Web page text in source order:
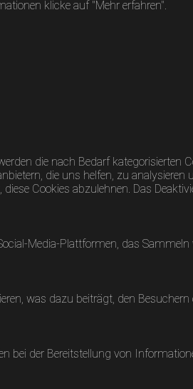
klicke auf "Mehr erfahren".
die nach Bedarf kategorisierten
die uns helfen, zu analysieren
Cookies abzulehnen. Das
Media-Plattformen, das
was dazu beiträgt, den Besuchern
bei der Bereitstellung von